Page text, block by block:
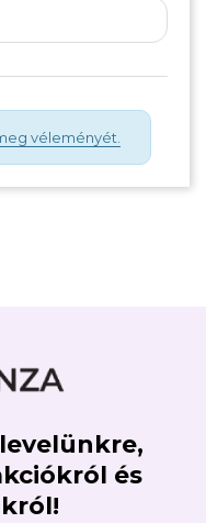
véleményét.
és